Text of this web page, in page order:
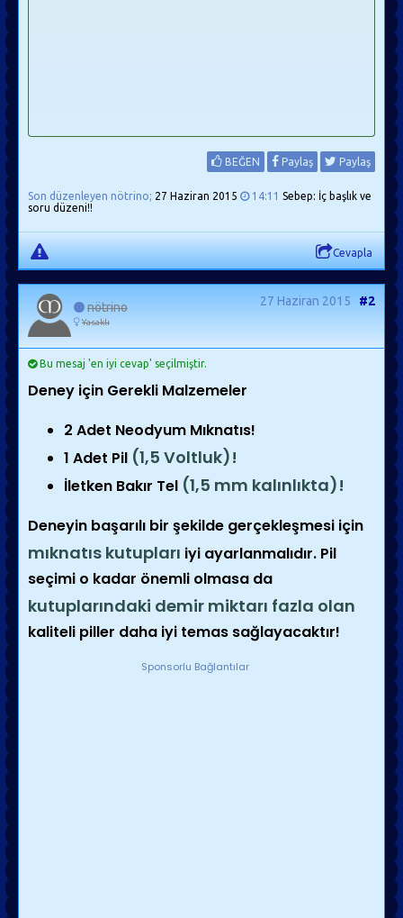
BEĞEN Paylaş Paylaş
Son düzenleyen nötrino; 27 Haziran 2015 14:11 Sebep: İç başlık ve
soru düzeni!!
Cevapla
nötrino
Yasaklı
27 Haziran 2015 #2
Bu mesaj 'en iyi cevap' seçilmiştir.
Deney için Gerekli Malzemeler
2 Adet Neodyum Mıknatıs!
1 Adet Pil (1,5 Voltluk)!
İletken Bakır Tel (1,5 mm kalınlıkta)!
Deneyin başarılı bir şekilde gerçekleşmesi için
mıknatıs kutupları iyi ayarlanmalıdır. Pil
seçimi o kadar önemli olmasa da
kutuplarındaki demir miktarı fazla olan
kaliteli piller daha iyi temas sağlayacaktır!
Sponsorlu Bağlantılar